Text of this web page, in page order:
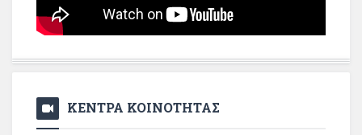
ΚΕΝΤΡΑ ΚΟΙΝΟΤΗΤΑΣ